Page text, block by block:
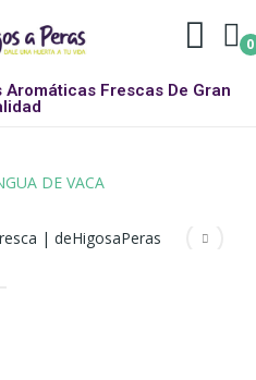
0
Frescas De Gran
DE VACA